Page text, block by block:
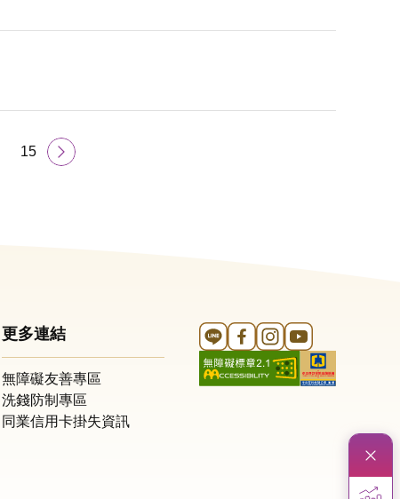
15
更多連結
無障礙友善專區
洗錢防制專區
同業信用卡掛失資訊
Line 官方帳號
FB 官方帳號
Instagram 官方帳號
YouTube 官方帳號